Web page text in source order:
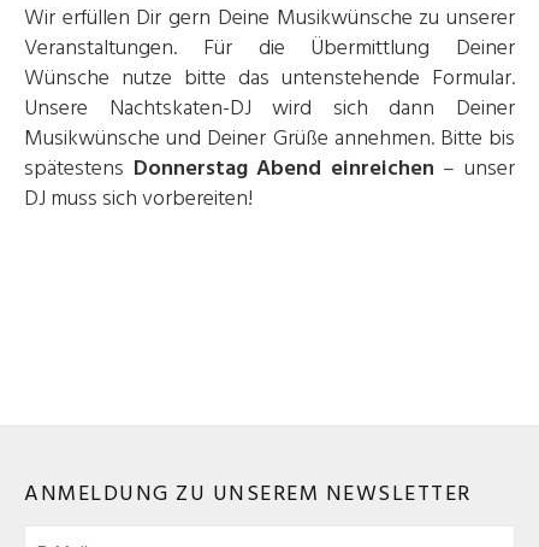
Wir erfüllen Dir gern Deine Musikwünsche zu unserer
Veranstaltungen. Für die Übermittlung Deiner
Wünsche nutze bitte das untenstehende Formular.
Unsere Nachtskaten-DJ wird sich dann Deiner
Musikwünsche und Deiner Grüße annehmen. Bitte bis
spätestens Donnerstag Abend einreichen – unser
DJ muss sich vorbereiten!
ANMELDUNG ZU UNSEREM NEWSLETTER